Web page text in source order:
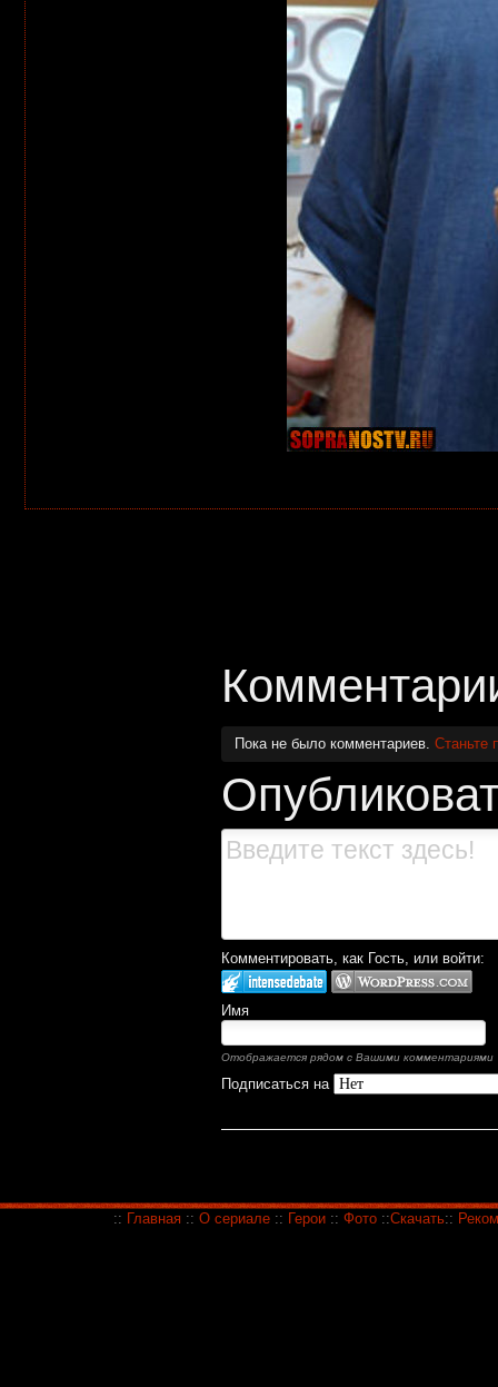
Пока не было комментариев. Станьте
Комментировать, как Гость, или войти:
Имя
Отображается рядом с Вашими комментариями
Подписаться на
:: Главная :: О сериале :: Герои :: Фото ::Скачать::